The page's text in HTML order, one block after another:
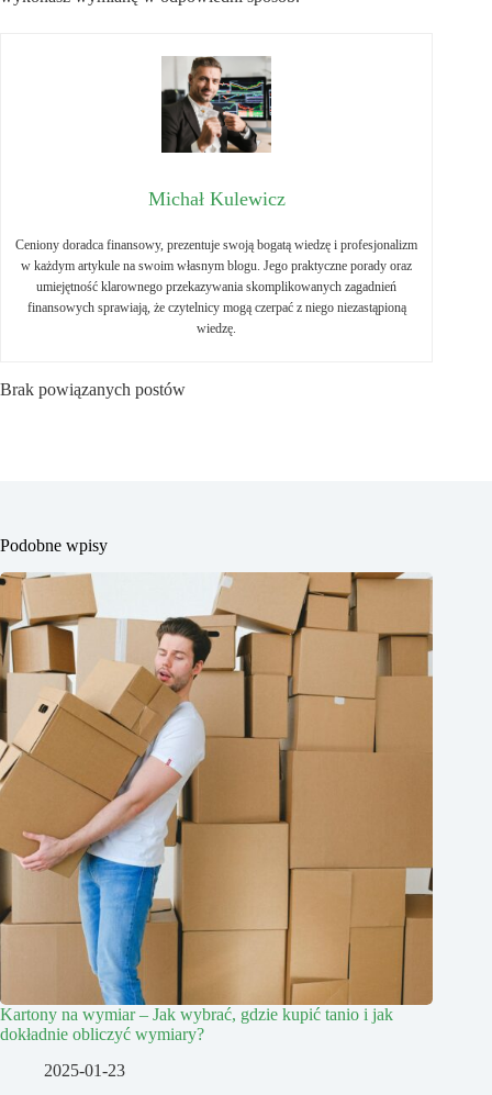
Michał Kulewicz
Ceniony doradca finansowy, prezentuje swoją bogatą wiedzę i profesjonalizm
w każdym artykule na swoim własnym blogu. Jego praktyczne porady oraz
umiejętność klarownego przekazywania skomplikowanych zagadnień
finansowych sprawiają, że czytelnicy mogą czerpać z niego niezastąpioną
wiedzę.
Brak powiązanych postów
Podobne wpisy
Kartony na wymiar – Jak wybrać, gdzie kupić tanio i jak
dokładnie obliczyć wymiary?
2025-01-23